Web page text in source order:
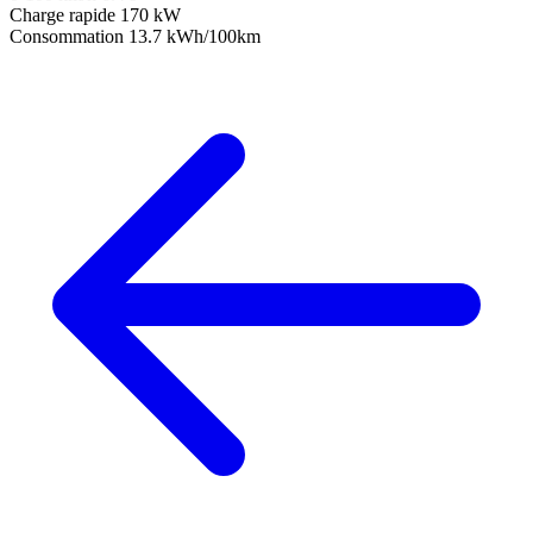
Charge rapide 170 kW
Consommation 13.7 kWh/100km